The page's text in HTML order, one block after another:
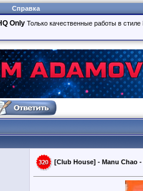
Справка
Only Только качественные работы в
[Club House] - Manu Chao